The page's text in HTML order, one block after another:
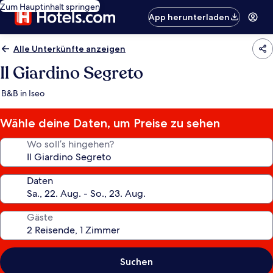
Zum Hauptinhalt springen
App herunterladen
Alle Unterkünfte anzeigen
Il Giardino Segreto
B&B in Iseo
Wähle deine Daten, um Preise zu sehen
Wo soll’s hingehen?
Daten
Gäste
Suchen